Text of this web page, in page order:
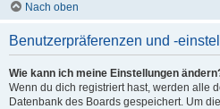
Nach oben
Benutzerpräferenzen und -
Wie kann ich meine Einstellungen
Wenn du dich registriert hast, werden alle
Datenbank des Boards gespeichert. Um